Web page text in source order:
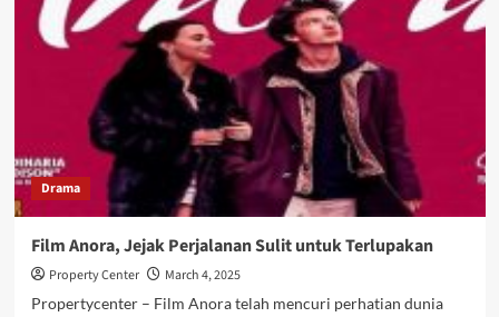
Drama
Film Anora, Jejak Perjalanan Sulit untuk Terlupakan
Property Center
March 4, 2025
Propertycenter – Film Anora telah mencuri perhatian dunia